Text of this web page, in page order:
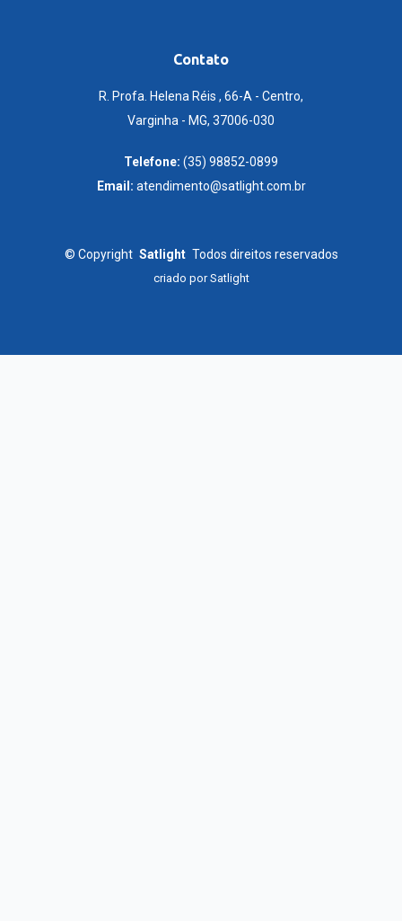
Contato
R. Profa. Helena Réis , 66-A - Centro,
Varginha - MG, 37006-030
Telefone: (35) 98852-0899
Email: atendimento@satlight.com.br
© Copyright Satlight Todos direitos reservados
criado porSatlight